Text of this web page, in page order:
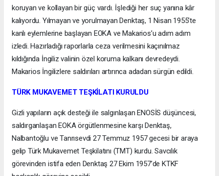
koruyan ve kollayan bir güç vardı. İşlediği her suç yanına kâr
kalıyordu. Yılmayan ve yorulmayan Denktaş, 1 Nisan 1955’te
kanlı eylemlerine başlayan EOKA ve Makarios’u adım adım
izledi. Hazırladığı raporlarla ceza verilmesini kaçınılmaz
kıldığında İngiliz valinin özel koruma kalkanı devredeydi.
Makarios İngilizlere saldırıları artırınca adadan sürgün edildi.
TÜRK MUKAVEMET TEŞKİLATI KURULDU
Gizli yapıların açık desteği ile salgınlaşan ENOSİS düşüncesi,
saldırganlaşan EOKA örgütlenmesine karşı Denktaş,
Nalbantoğlu ve Tanrısevdi 27 Temmuz 1957 gecesi bir araya
gelip Türk Mukavemet Teşkilatını (TMT) kurdu. Savcılık
görevinden istifa eden Denktaş 27 Ekim 1957’de KTKF